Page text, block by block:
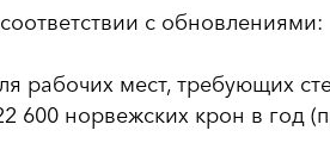
с обновлениями:
рабочих мест, требующих
600 норвежских крон в год